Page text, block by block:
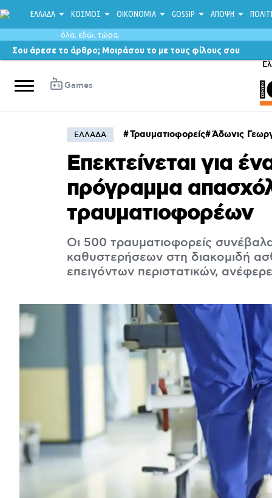
ΕΛΛΑΔΑ ΚΟΣΜΟΣ ΟΙΚΟΝΟΜΙΑ GOSSIP ΑΠΟΨΗ
όλα. εδώ. τώρα.
Σου άρεσε το άρθρο; Μοιράσου το με τους φίλους σου